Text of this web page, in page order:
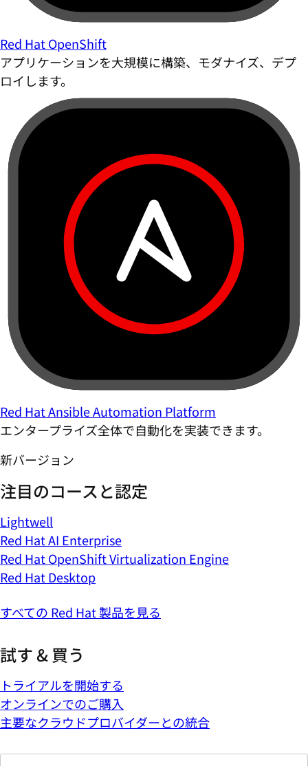
Red Hat OpenShift
アプリケーションを大規模に構築、モダナイズ、デプ
ロイします。
Red Hat Ansible Automation Platform
エンタープライズ全体で自動化を実装できます。
新バージョン
注目のコースと認定
Lightwell
Red Hat AI Enterprise
Red Hat OpenShift Virtualization Engine
Red Hat Desktop
すべての Red Hat 製品を見る
試す & 買う
トライアルを開始する
オンラインでのご購入
主要なクラウドプロバイダーとの統合